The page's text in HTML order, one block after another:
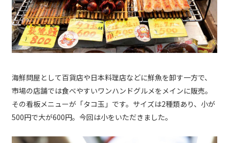
海鮮問屋として百貨店や日本料理店などに鮮魚を卸す一方で、
市場の店舗では食べやすいワンハンドグルメをメインに販売。
その看板メニューが「タコ玉」です。サイズは2種類あり、小が
500円で大が600円。今回は小をいただきました。